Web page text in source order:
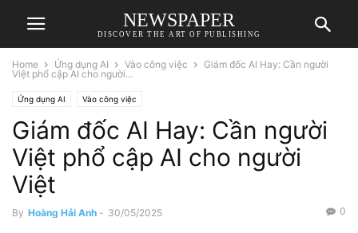
NEWSPAPER
DISCOVER THE ART OF PUBLISHING
Home Ứng dụng AI Vào công việc
Giám đốc AI Hay: Cần người
Việt phổ cập AI cho người...
Ứng dụng AI Vào công việc
Giám đốc AI Hay: Cần người
Việt phổ cập AI cho người
Việt
By Hoàng Hải Anh - 30/05/2025 0